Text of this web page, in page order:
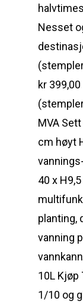
Nesset
kr
MVA
cm høyt
40 x
planting,
vanning
10L Kjøp
1/10 og